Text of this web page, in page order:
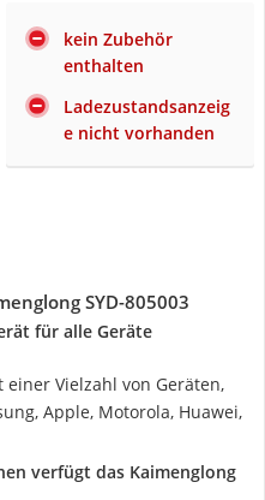
kein Zubehör
enthalten
Ladezustandsanzeig
e nicht vorhanden
SYD-805003
für alle Geräte
Vielzahl von Geräten,
Apple, Motorola, Huawei,
verfügt das Kaimenglong